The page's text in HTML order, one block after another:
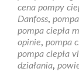
cena pompy
Danfoss,
pompa ciepła
opinie, pompa
pompa ciepła
działania,